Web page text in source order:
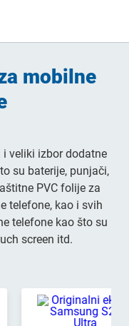
mobilne
i veliki izbor dodatne
su baterije, punjači,
PVC folije za
telefone, kao i svih
telefone kao što su
screen itd.